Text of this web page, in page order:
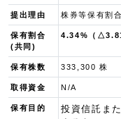
提出理由
保有割合
(共同)
4.34%（
保有株数 333,300 株
取得資金 N/A
保有目的
投資信託ま